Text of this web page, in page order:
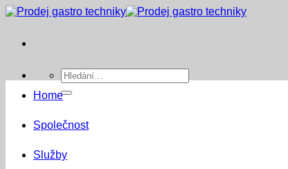
Přeskočit
Hledat:
Home
Společnost
Služby